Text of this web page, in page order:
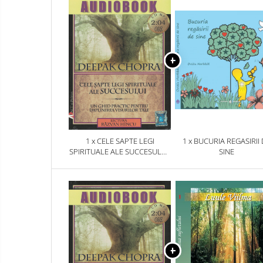
1 x CELE SAPTE LEGI
SPIRITUALE ALE SUCCESULUI.
1 x BUCURIA REGASIRII
SINE